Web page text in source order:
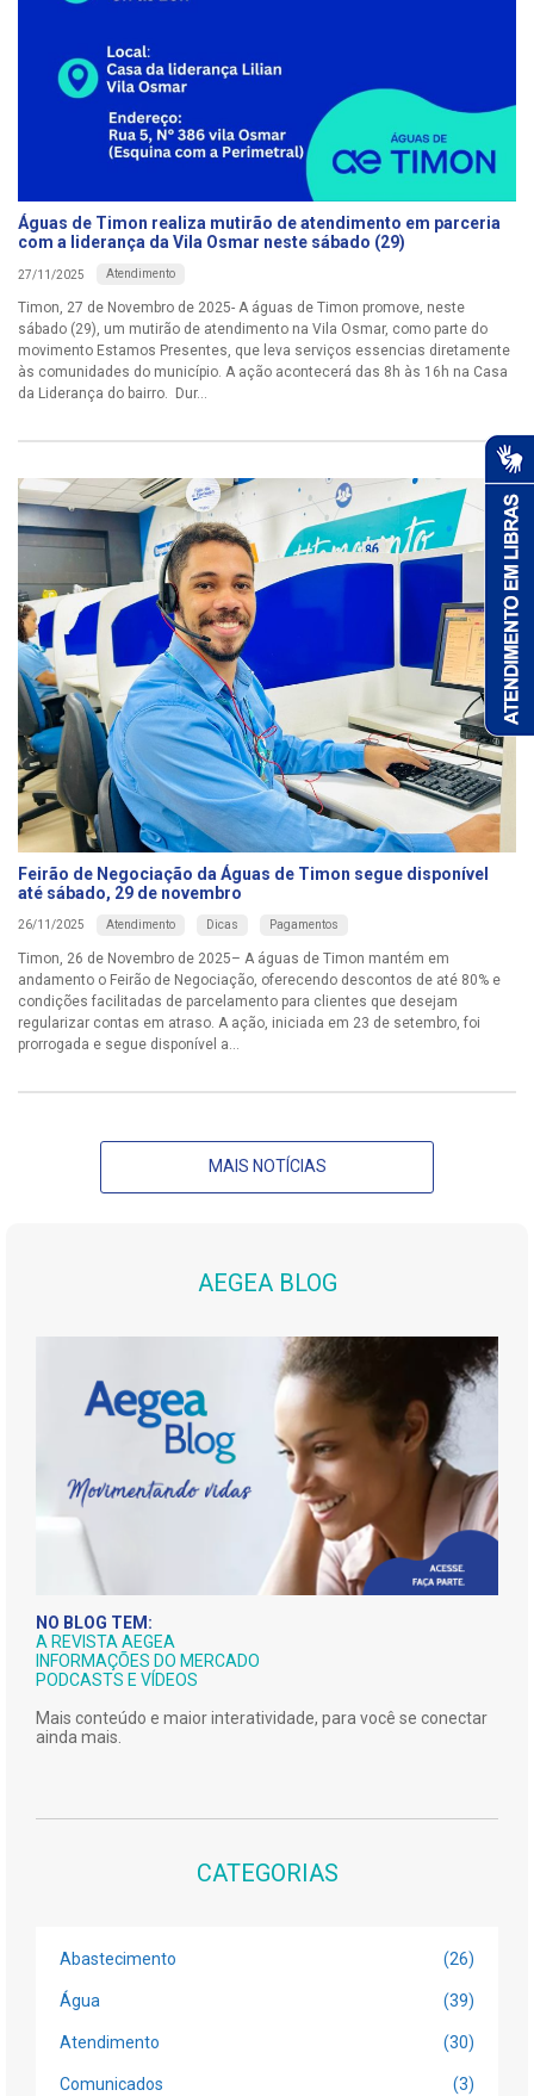
Águas de Timon realiza mutirão de atendimento em parceria
com a liderança da Vila Osmar neste sábado (29)
27/11/2025 Atendimento
Timon, 27 de Novembro de 2025- A águas de Timon promove, neste
sábado (29), um mutirão de atendimento na Vila Osmar, como parte do
movimento Estamos Presentes, que leva serviços essencias diretamente
às comunidades do município. A ação acontecerá das 8h às 16h na Casa
da Liderança do bairro. Dur...
Feirão de Negociação da Águas de Timon segue disponível
até sábado, 29 de novembro
26/11/2025 Atendimento Dicas Pagamentos
Timon, 26 de Novembro de 2025– A águas de Timon mantém em
andamento o Feirão de Negociação, oferecendo descontos de até 80% e
condições facilitadas de parcelamento para clientes que desejam
regularizar contas em atraso. A ação, iniciada em 23 de setembro, foi
prorrogada e segue disponível a...
MAIS NOTÍCIAS
AEGEA BLOG
NO BLOG TEM:
A REVISTA AEGEA
INFORMAÇÕES DO MERCADO
PODCASTS E VÍDEOS
Mais conteúdo e maior interatividade, para você se conectar
ainda mais.
CATEGORIAS
Abastecimento (26)
Água (39)
Atendimento (30)
Comunicados (3)